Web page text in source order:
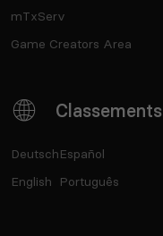
mTxServ
Game Creators Area
Classements
Deutsch
English
Español
Português